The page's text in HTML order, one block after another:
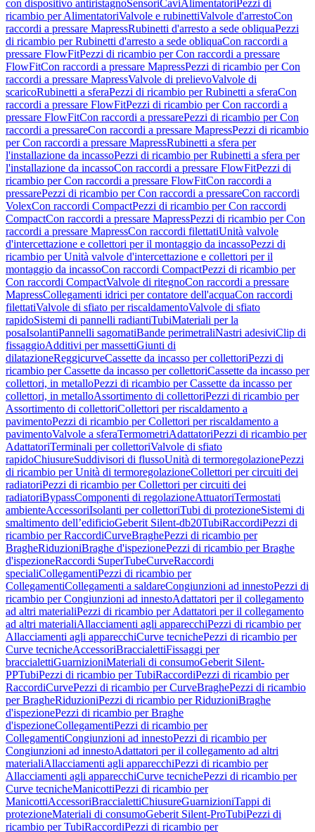
con dispositivo antiristagnoSensoriCaviAlimentatori Pezzi di
ricambio per AlimentatoriValvole e rubinettiValvole d'arrestoCon
raccordi a pressare MapressRubinetti d'arresto a sede obliquaPezzi
di ricambio per Rubinetti d'arresto a sede obliquaCon raccordi a
pressare FlowFitPezzi di ricambio per Con raccordi a pressare
FlowFitCon raccordi a pressare MapressPezzi di ricambio per Con
raccordi a pressare MapressValvole di prelievoValvole di
scaricoRubinetti a sferaPezzi di ricambio per Rubinetti a sferaCon
raccordi a pressare FlowFitPezzi di ricambio per Con raccordi a
pressare FlowFitCon raccordi a pressarePezzi di ricambio per Con
raccordi a pressareCon raccordi a pressare MapressPezzi di ricambio
per Con raccordi a pressare MapressRubinetti a sfera per
l'installazione da incassoPezzi di ricambio per Rubinetti a sfera per
l'installazione da incassoCon raccordi a pressare FlowFitPezzi di
ricambio per Con raccordi a pressare FlowFitCon raccordi a
pressarePezzi di ricambio per Con raccordi a pressareCon raccordi
VolexCon raccordi CompactPezzi di ricambio per Con raccordi
CompactCon raccordi a pressare MapressPezzi di ricambio per Con
raccordi a pressare MapressCon raccordi filettatiUnità valvole
d'intercettazione e collettori per il montaggio da incassoPezzi di
ricambio per Unità valvole d'intercettazione e collettori per il
montaggio da incassoCon raccordi CompactPezzi di ricambio per
Con raccordi CompactValvole di ritegnoCon raccordi a pressare
MapressCollegamenti idrici per contatore dell'acquaCon raccordi
filettatiValvole di sfiato per riscaldamentoValvole di sfiato
rapidoSistemi di pannelli radiantiTubiMateriali per la
posaIsolantiPannelli sagomatiBande perimetraliNastri adesiviClip di
fissaggioAdditivi per massettiGiunti di
dilatazioneReggicurveCassette da incasso per collettoriPezzi di
ricambio per Cassette da incasso per collettoriCassette da incasso per
collettori, in metalloPezzi di ricambio per Cassette da incasso per
collettori, in metalloAssortimento di collettoriPezzi di ricambio per
Assortimento di collettoriCollettori per riscaldamento a
pavimentoPezzi di ricambio per Collettori per riscaldamento a
pavimentoValvole a sferaTermometriAdattatoriPezzi di ricambio per
AdattatoriTerminali per collettoriValvole di sfiato
rapidoChiusureSuddivisori di flussoUnità di termoregolazionePezzi
di ricambio per Unità di termoregolazioneCollettori per circuiti dei
radiatoriPezzi di ricambio per Collettori per circuiti dei
radiatoriBypassComponenti di regolazioneAttuatoriTermostati
ambienteAccessoriIsolanti per collettoriTubi di protezioneSistemi di
smaltimento dell’edificioGeberit Silent-db20TubiRaccordiPezzi di
ricambio per RaccordiCurveBraghePezzi di ricambio per
BragheRiduzioniBraghe d'ispezionePezzi di ricambio per Braghe
d'ispezioneRaccordi SuperTubeCurveRaccordi
specialiCollegamentiPezzi di ricambio per
CollegamentiCollegamenti a saldareCongiunzioni ad innestoPezzi di
ricambio per Congiunzioni ad innestoAdattatori per il collegamento
ad altri materialiPezzi di ricambio per Adattatori per il collegamento
ad altri materialiAllacciamenti agli apparecchiPezzi di ricambio per
Allacciamenti agli apparecchiCurve tecnichePezzi di ricambio per
Curve tecnicheAccessoriBraccialettiFissaggi per
braccialettiGuarnizioniMateriali di consumoGeberit Silent-
PPTubiPezzi di ricambio per TubiRaccordiPezzi di ricambio per
RaccordiCurvePezzi di ricambio per CurveBraghePezzi di ricambio
per BragheRiduzioniPezzi di ricambio per RiduzioniBraghe
d'ispezionePezzi di ricambio per Braghe
d'ispezioneCollegamentiPezzi di ricambio per
CollegamentiCongiunzioni ad innestoPezzi di ricambio per
Congiunzioni ad innestoAdattatori per il collegamento ad altri
materialiAllacciamenti agli apparecchiPezzi di ricambio per
Allacciamenti agli apparecchiCurve tecnichePezzi di ricambio per
Curve tecnicheManicottiPezzi di ricambio per
ManicottiAccessoriBraccialettiChiusureGuarnizioniTappi di
protezioneMateriali di consumoGeberit Silent-ProTubiPezzi di
ricambio per TubiRaccordiPezzi di ricambio per